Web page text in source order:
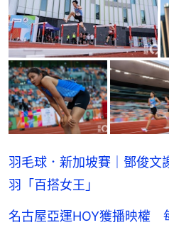
羽毛球．新加坡賽｜鄧俊
羽「百搭女王」
名古屋亞運HOY獲播映權